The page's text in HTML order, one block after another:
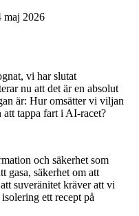
maj 2026
vi har slutat
nu att det är en absolut
är: Hur omsätter vi viljan
tappa fart i AI-racet?
och säkerhet som
gasa, säkerhet om att
suveränitet kräver att vi
ett recept på